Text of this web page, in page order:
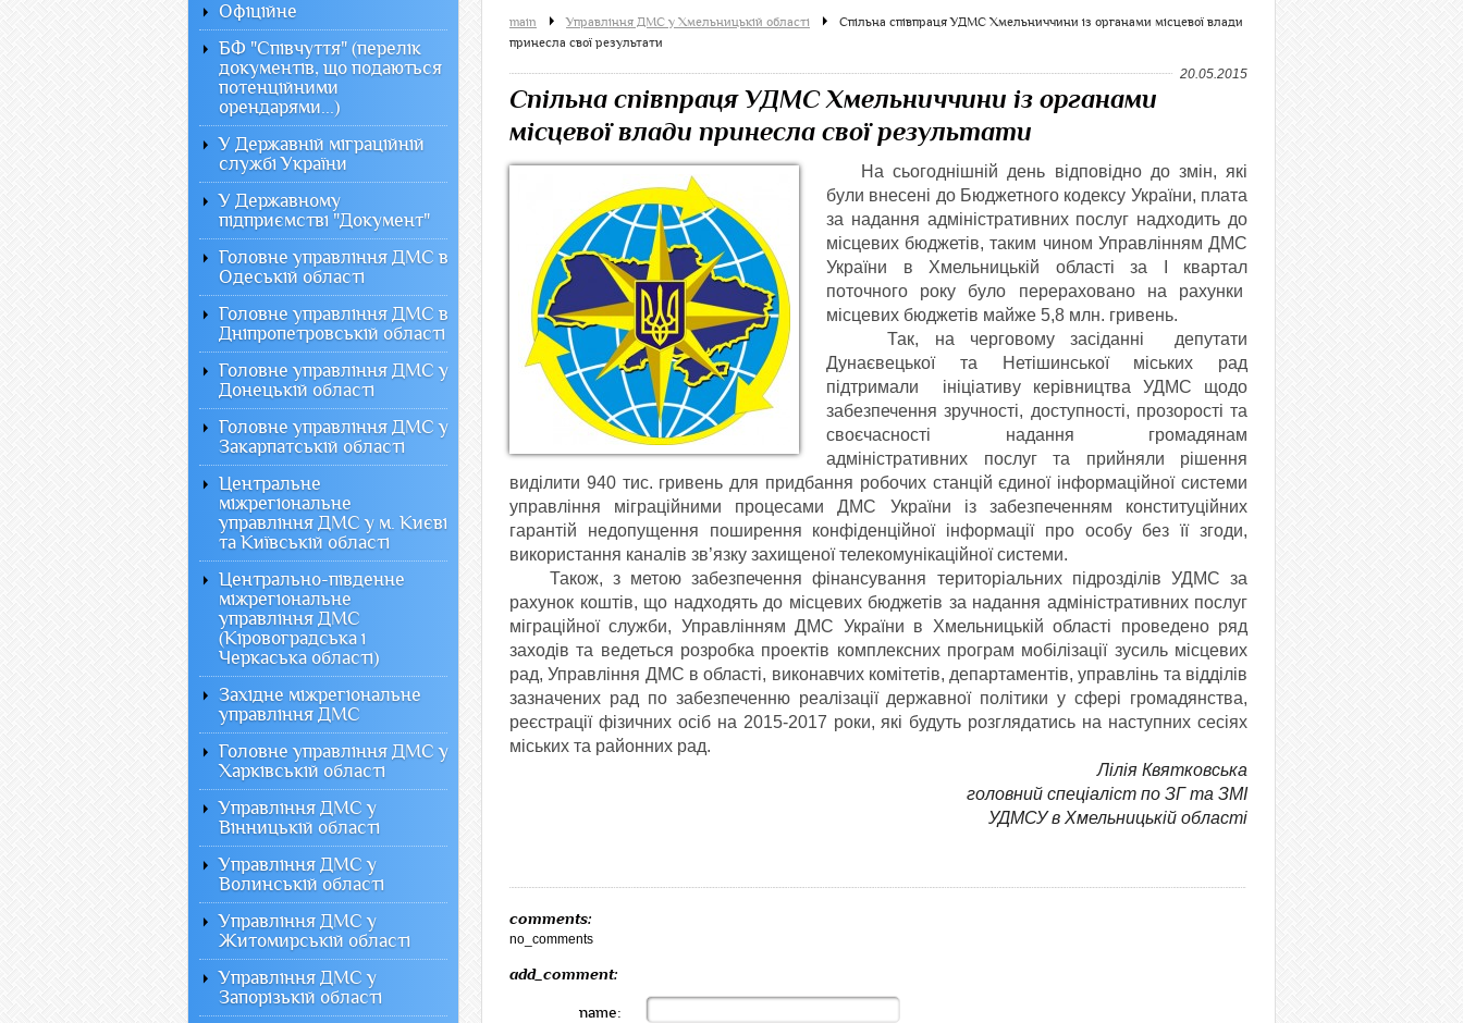
main Управління ДМС у Хмельницькій області
Спільна співпраця УДМС Хмельниччини із органами місцевої влади
принесла свої результати
20.05.2015
Спільна співпраця УДМС Хмельниччини із органами
місцевої влади принесла свої результати
На сьогоднішній день відповідно до змін, які
були внесені до Бюджетного кодексу України, плата
за надання адміністративних послуг надходить до
місцевих бюджетів, таким чином Управлінням ДМС
України в Хмельницькій області за I квартал
поточного року було перераховано на рахунки
місцевих бюджетів майже 5,8 млн. гривень.
Так, на черговому засіданні депутати
Дунаєвецької та Нетішинської міських рад
підтримали ініціативу керівництва УДМС щодо
забезпечення зручності, доступності, прозорості та
своєчасності надання громадянам
адміністративних послуг та прийняли рішення
виділити 940 тис. гривень для придбання робочих станцій єдиної інформаційної системи
управління міграційними процесами ДМС України із забезпеченням конституційних
гарантій недопущення поширення конфіденційної інформації про особу без її згоди,
використання каналів зв’язку захищеної телекомунікаційної системи.
Також, з метою забезпечення фінансування територіальних підрозділів УДМС за
рахунок коштів, що надходять до місцевих бюджетів за надання адміністративних послуг
міграційної служби, Управлінням ДМС України в Хмельницькій області проведено ряд
заходів та ведеться розробка проектів комплексних програм мобілізації зусиль місцевих
рад, Управління ДМС в області, виконавчих комітетів, департаментів, управлінь та відділів
зазначених рад по забезпеченню реалізації державної політики у сфері громадянства,
реєстрації фізичних осіб на 2015-2017 роки, які будуть розглядатись на наступних сесіях
міських та районних рад.
Лілія Квятковська
головний спеціаліст по ЗГ та ЗМІ
УДМСУ в Хмельницькій області
comments:
no_comments
add_comment:
name:
Офiцiйне
БФ "Співчуття" (перелік
документів, що подаються
потенційними
орендарями...)
У Державній міграційній
службі України
У Державному
підприємстві "Документ"
Головне управління ДМС в
Одеській області
Головне управління ДМС в
Дніпропетровській області
Головне управління ДМС у
Донецькій області
Головне управління ДМС у
Закарпатській області
Центральне
міжрегіональне
управління ДМС у м. Києві
та Київській області
Центрально-південне
міжрегіональне
управління ДМС
(Кіровоградська і
Черкаська області)
Західне міжрегіональне
управління ДМС
Головне управління ДМС у
Харківській області
Управління ДМС у
Вінницькій області
Управління ДМС у
Волинській області
Управління ДМС у
Житомирській області
Управління ДМС у
Запорізькій області